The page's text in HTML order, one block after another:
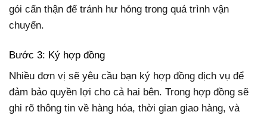
gói cẩn thận để tránh hư hỏng trong quá trình vận
chuyển.
Bước 3: Ký hợp đồng
Nhiều đơn vị sẽ yêu cầu bạn ký hợp đồng dịch vụ để
đảm bảo quyền lợi cho cả hai bên. Trong hợp đồng sẽ
ghi rõ thông tin về hàng hóa, thời gian giao hàng, và